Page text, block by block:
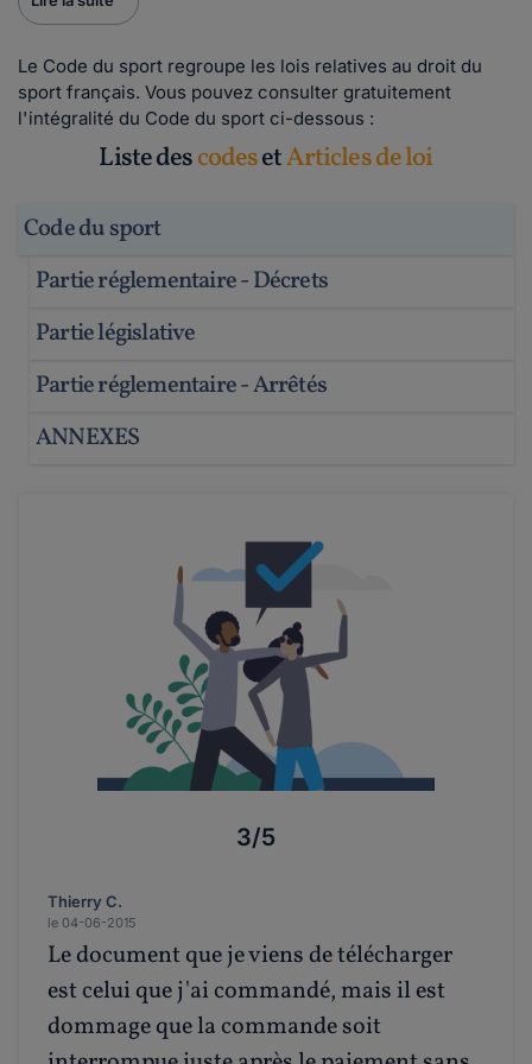
Le Code du sport regroupe les lois relatives au droit du
sport français. Vous pouvez consulter gratuitement
l'intégralité du Code du sport ci-dessous :
Liste descodesetArticles de loi
Code du sport
Partie réglementaire - Décrets
Partie législative
Partie réglementaire - Arrêtés
ANNEXES
3/5
Thierry C.
le 04-06-2015
Le document que je viens de télécharger
est celui que j'ai commandé, mais il est
dommage que la commande soit